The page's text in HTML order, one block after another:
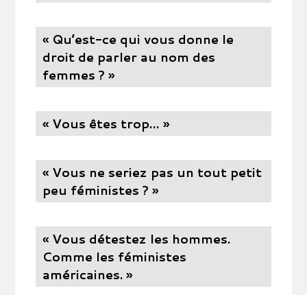
« Qu’est-ce qui vous donne le
droit de parler au nom des
femmes ? »
« Vous êtes trop… »
« Vous ne seriez pas un tout petit
peu féministes ? »
« Vous détestez les hommes.
Comme les féministes
américaines. »